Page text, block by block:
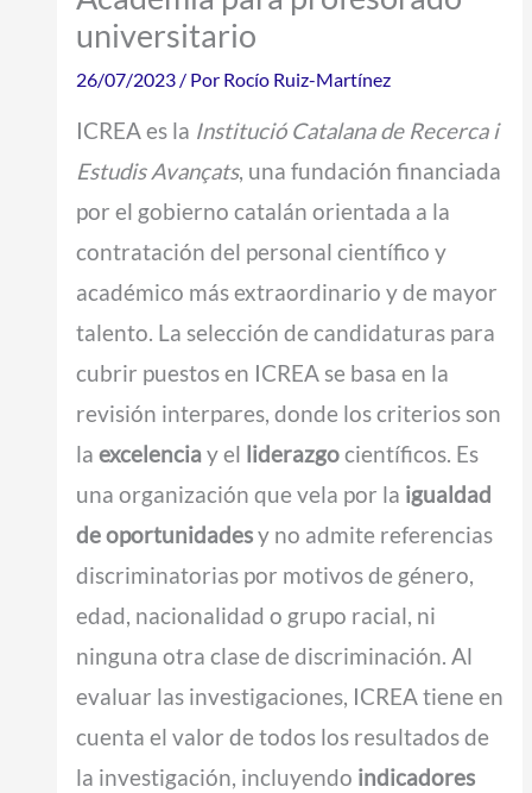
universitario
26/07/2023 / Por Rocío Ruiz-Martínez
ICREA es la Institució Catalana de Recerca i
Estudis Avançats, una fundación financiada
por el gobierno catalán orientada a la
contratación del personal científico y
académico más extraordinario y de mayor
talento. La selección de candidaturas para
cubrir puestos en ICREA se basa en la
revisión interpares, donde los criterios son
la excelenciay el liderazgocientíficos. Es
una organización que vela por la igualdad
de oportunidadesy no admite referencias
discriminatorias por motivos de género,
edad, nacionalidad o grupo racial, ni
ninguna otra clase de discriminación. Al
evaluar las investigaciones, ICREA tiene en
cuenta el valor de todos los resultados de
la investigación, incluyendo indicadores